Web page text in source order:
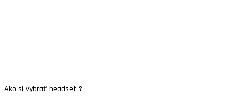
Ako si vybrať headset ?